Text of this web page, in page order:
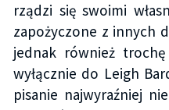
rządzi się swoimi
zapożyczone z innych
jednak również
wyłącznie do Leigh
pisanie najwyraźniej